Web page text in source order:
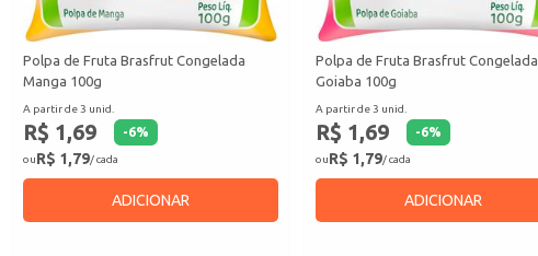
Polpa de Fruta Brasfrut Congelada
Manga 100g
A partir de 3 unid.
R$ 1,69 -6%
ouR$ 1,79/ cada
ADICIONAR
Polpa de Fruta Brasfrut Congelada
Goiaba 100g
A partir de 3 unid.
R$ 1,69 -6%
ouR$ 1,79/ cada
ADICIONAR